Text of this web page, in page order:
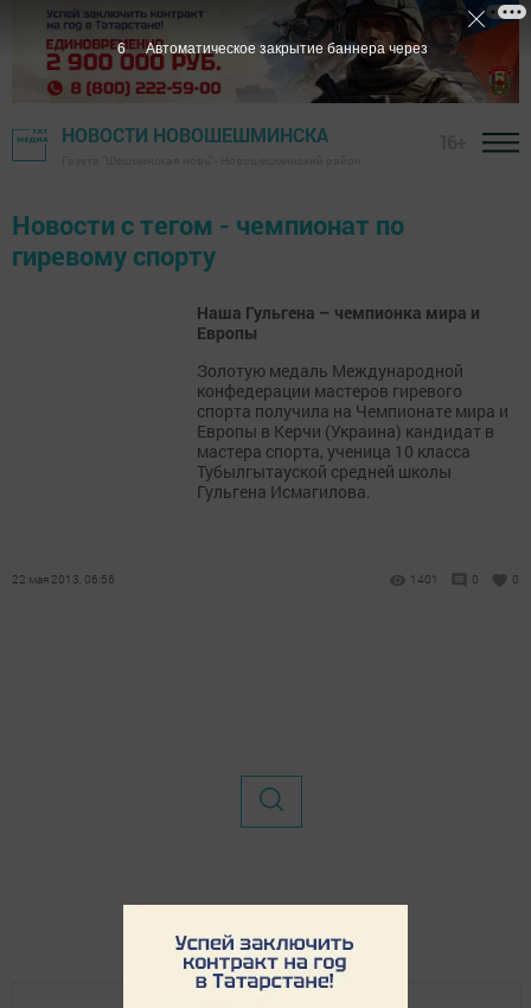
НОВОСТИ НОВОШЕШМИНСКА
Новости с тегом - чемпионат по
гиревому спорту
Наша Гульгена – чемпионка мира и
Европы
Золотую медаль Международной
конфедерации мастеров гиревого
спорта получила на Чемпионате мира и
Европы в Керчи (Украина) кандидат в
мастера спорта, ученица 10 класса
Тубылгытауской средней школы
Гульгена Исмагилова.
22 мая 2013, 06:56 1401 0 0
6 Автоматическое закрытие баннера через